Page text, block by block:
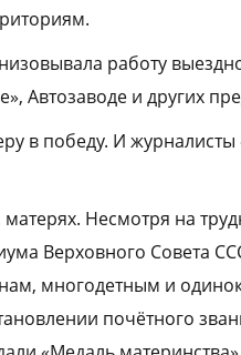
работу
Автозаводе и других
в победу. И журналисты
Несмотря на
Верховного Совета
многодетным и
почётного